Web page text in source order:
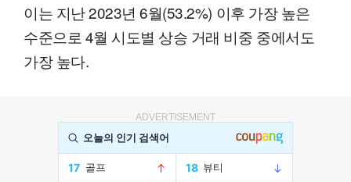
이는 지난 2023년 6월(53.2%) 이후 가장 높은
수준으로 4월 시도별 상승 거래 비중 중에서도
가장 높다.
ADVERTISEMENT